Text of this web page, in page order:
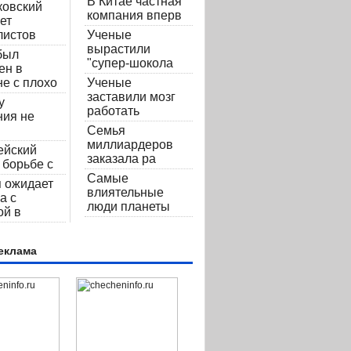
в
с плохо
не
с
ожидает
с
в
компания вперв
Ученые
вырастили
"супер-шокола
Ученые
заставили мозг
работать
Семья
миллиардеров
заказала ра
Самые
влиятельные
люди планеты